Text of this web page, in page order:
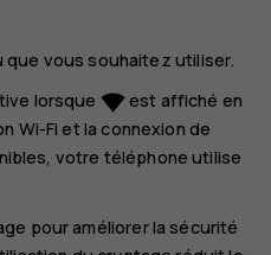
que vous souhaitez utiliser.
lorsque network_wifiest affiché en
Wi-Fi et la connexion de
votre téléphone utilise
pour améliorer la sécurité